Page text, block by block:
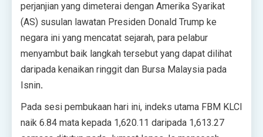
perjanjian yang dimeterai dengan Amerika Syarikat
(AS) susulan lawatan Presiden Donald Trump ke
negara ini yang mencatat sejarah, para pelabur
menyambut baik langkah tersebut yang dapat dilihat
daripada kenaikan ringgit dan Bursa Malaysia pada
Isnin.
Pada sesi pembukaan hari ini, indeks utama FBM KLCI
naik 6.84 mata kepada 1,620.11 daripada 1,613.27